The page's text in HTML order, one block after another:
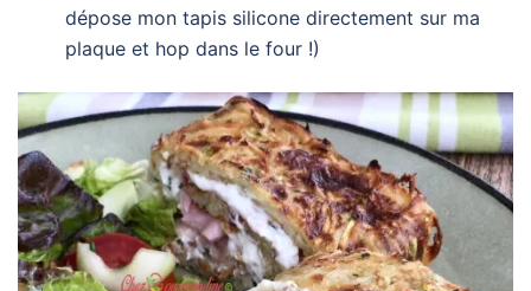
dépose mon tapis silicone directement sur ma
plaque et hop dans le four !)